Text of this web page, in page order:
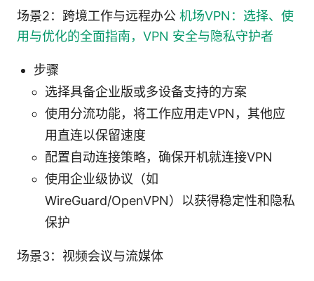
场景2：跨境工作与远程办公 机场VPN：选择、使
用与优化的全面指南，VPN 安全与隐私守护者
步骤
选择具备企业版或多设备支持的方案
使用分流功能，将工作应用走VPN，其他应
用直连以保留速度
配置自动连接策略，确保开机就连接VPN
使用企业级协议（如
WireGuard/OpenVPN）以获得稳定性和隐私
保护
场景3：视频会议与流媒体